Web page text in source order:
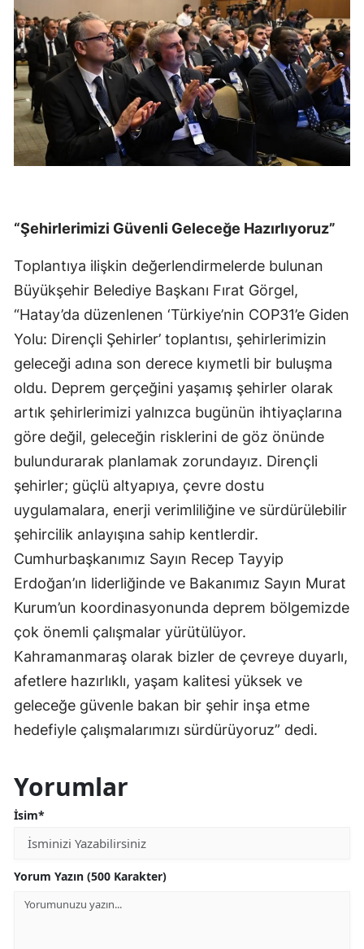
“Şehirlerimizi Güvenli Geleceğe Hazırlıyoruz”
Toplantıya ilişkin değerlendirmelerde bulunan
Büyükşehir Belediye Başkanı Fırat Görgel,
“Hatay’da düzenlenen ‘Türkiye’nin COP31’e Giden
Yolu: Dirençli Şehirler’ toplantısı, şehirlerimizin
geleceği adına son derece kıymetli bir buluşma
oldu. Deprem gerçeğini yaşamış şehirler olarak
artık şehirlerimizi yalnızca bugünün ihtiyaçlarına
göre değil, geleceğin risklerini de göz önünde
bulundurarak planlamak zorundayız. Dirençli
şehirler; güçlü altyapıya, çevre dostu
uygulamalara, enerji verimliliğine ve sürdürülebilir
şehircilik anlayışına sahip kentlerdir.
Cumhurbaşkanımız Sayın Recep Tayyip
Erdoğan’ın liderliğinde ve Bakanımız Sayın Murat
Kurum’un koordinasyonunda deprem bölgemizde
çok önemli çalışmalar yürütülüyor.
Kahramanmaraş olarak bizler de çevreye duyarlı,
afetlere hazırlıklı, yaşam kalitesi yüksek ve
geleceğe güvenle bakan bir şehir inşa etme
hedefiyle çalışmalarımızı sürdürüyoruz” dedi.
Yorumlar
İsim*
Yorum Yazın (500 Karakter)